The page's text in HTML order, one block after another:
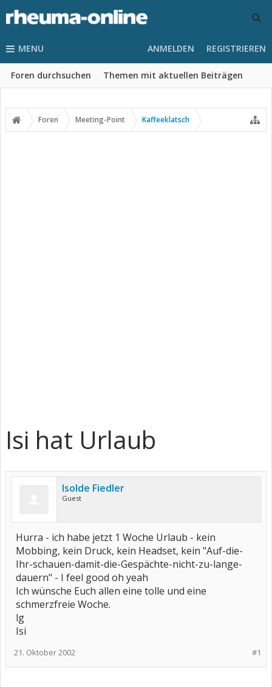
MENU
Foren durchsuchen Themen mit aktuellen Beiträgen
ANMELDEN REGISTRIEREN
Foren Meeting-Point Kaffeeklatsch
Isi hat Urlaub
Isolde Fiedler
Guest
Hurra - ich habe jetzt 1 Woche Urlaub - kein
Mobbing, kein Druck, kein Headset, kein "Auf-die-
Ihr-schauen-damit-die-Gespächte-nicht-zu-lange-
dauern" - I feel good oh yeah
Ich wünsche Euch allen eine tolle und eine
schmerzfreie Woche.
lg
Isi
#1
21. Oktober 2002